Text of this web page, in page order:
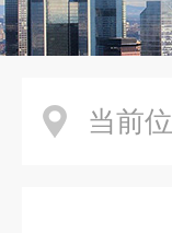
当前